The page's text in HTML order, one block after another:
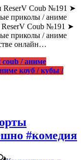
ReserV Coub №191 ➤
приколы / аниме
Coub №191 ➤
приколы / аниме
онлайн…
/ аниме
коуб / кубы /
#комедия